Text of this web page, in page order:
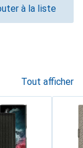
à la liste
Tout afficher